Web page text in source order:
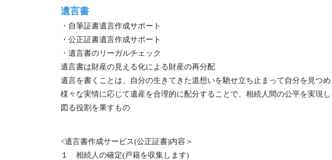
遺言書
・自筆証書遺言作成サポート
・公正証書遺言作成サポート
・遺言書のリーガルチェック
遺言書は財産の見える化による財産の再分配
遺言を書くことは、自分の生きてきた道想いを馳せ立ち止まって自分を見つめ
様々な実情に応じて遺産を合理的に配分することで、相続人間の公平を実現
図る役割を果すもの
<遺言書作成サービス(公正証書)内容＞
１ 相続人の確定(戸籍を収集します)